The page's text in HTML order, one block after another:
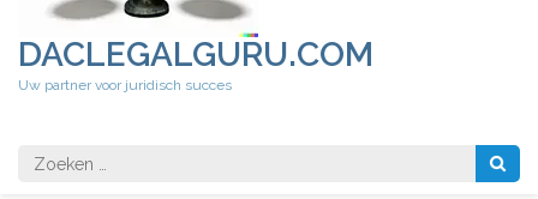
DACLEGALGURU.COM
Uw partner voor juridisch succes
Zoeken
naar: